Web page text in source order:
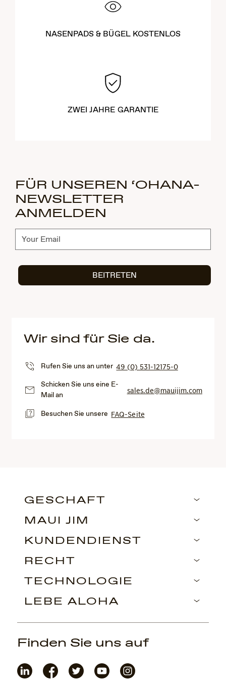
NASENPADS & BÜGEL KOSTENLOS
ZWEI JAHRE GARANTIE
FÜR UNSEREN ‘OHANA-
NEWSLETTER
ANMELDEN
Abonnieren
BEITRETEN
Wir sind für Sie da.
Rufen Sie uns an unter49 (0) 531-12175-0
Schicken Sie uns eine E-
Mail an
sales.de@mauijim.com
Besuchen Sie unsere FAQ-Seite
GESCHÄFT
MAUI JIM
KUNDENDIENST
RECHT
TECHNOLOGIE
LEBE ALOHA
Finden Sie uns auf